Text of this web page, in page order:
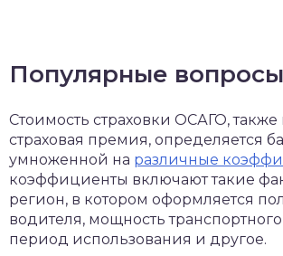
Популярные
Стоимость страховки ОСАГО, также
страховая премия, определяется
умноженной на различные
коэффициенты включают такие
регион, в котором оформляется
водителя, мощность
период использования и другое.